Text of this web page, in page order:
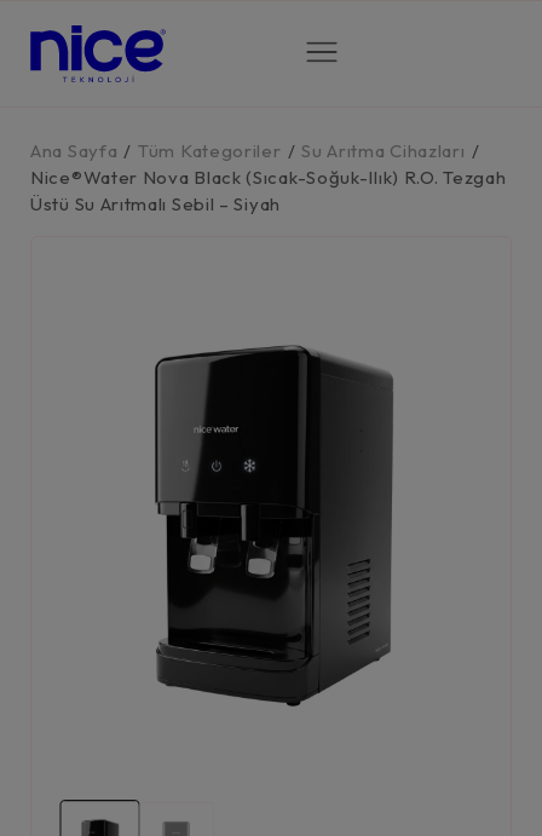
Ana Sayfa / Tüm Kategoriler / Su Arıtma Cihazları /
Nice®Water Nova Black (Sıcak-Soğuk-Ilık) R.O. Tezgah
Üstü Su Arıtmalı Sebil – Siyah